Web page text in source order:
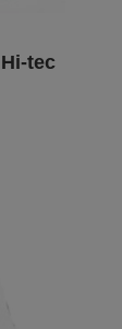
tec